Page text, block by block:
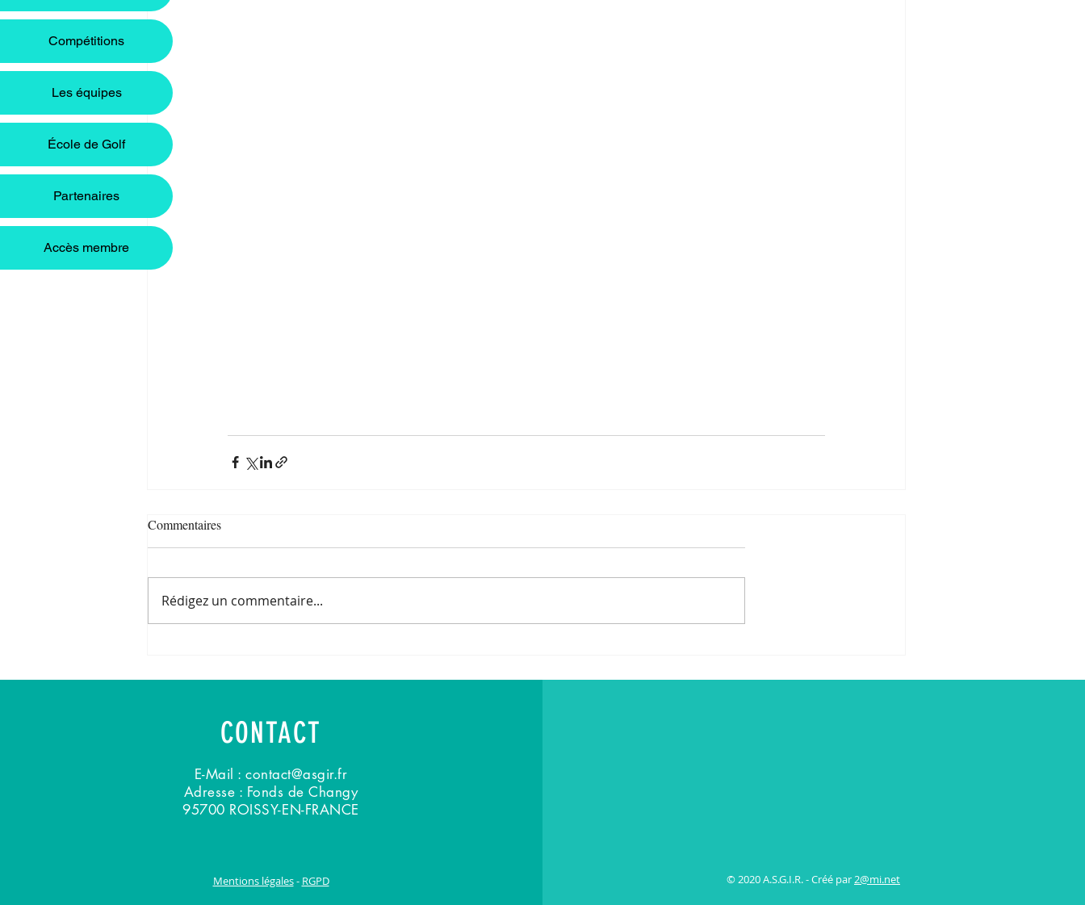
Compétitions
Les équipes
École de Golf
Partenaires
Accès membre
Commentaires
Rédigez un commentaire...
CONTACT
E-Mail :contact@asgir.fr
Adresse : Fonds de Changy
95700 ROISSY-EN-FRANCE
Mentions légales- RGPD © 2020 A.S.G.I.R. - Créé par 2@mi.net